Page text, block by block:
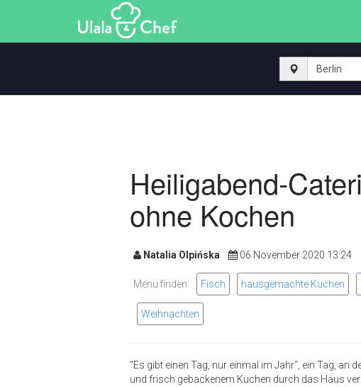
Heiligabend-
ohne Kochen
Natalia Olpińska 06 November 2020 13:24
Menü finden: Fisch hausgemachte Kuchen
Weihnachten
"Es gibt einen Tag, nur einmal im Jahr“, ein Tag, an
und frisch gebackenem Kuchen durch das Haus